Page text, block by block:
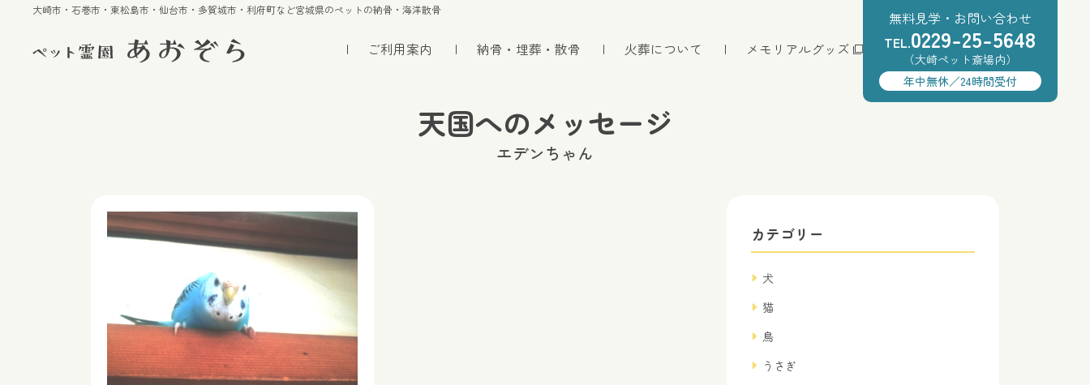
大崎市・石巻市・東松島市・仙台市・多賀城市・利府町など宮城県のペットの納骨・海洋散骨
ご利用案内 納骨・埋葬・散骨 火葬について メモリアルグッズ
無料見学・お問い合わせ
TEL.0229-25-5648
（大崎ペット斎場内）
年中無休／24時間受付
天国へのメッセージ
エデンちゃん
カテゴリー
犬
猫
鳥
うさぎ